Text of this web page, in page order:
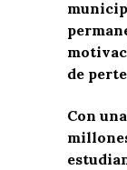
de
Con